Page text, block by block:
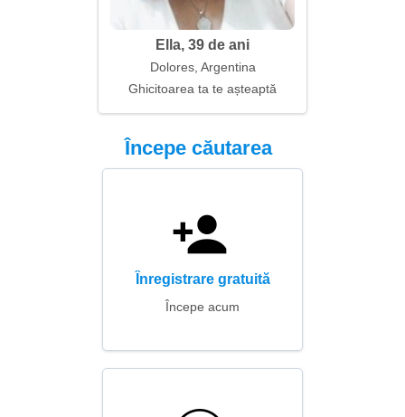
Ella, 39 de ani
Dolores, Argentina
Ghicitoarea ta te așteaptă
Începe căutarea
Înregistrare gratuită
Începe acum